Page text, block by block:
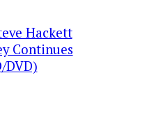
Hackett
Continues
DVD)